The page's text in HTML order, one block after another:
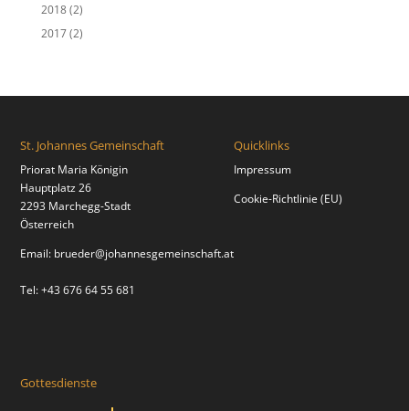
2018(2)
2017(2)
St. Johannes Gemeinschaft
Priorat Maria Königin
Hauptplatz 26
2293 Marchegg-Stadt
Österreich
Email: brueder@johannesgemeinschaft.at
Tel: +43 676 64 55 681
Quicklinks
Impressum
Cookie-Richtlinie (EU)
Gottesdienste